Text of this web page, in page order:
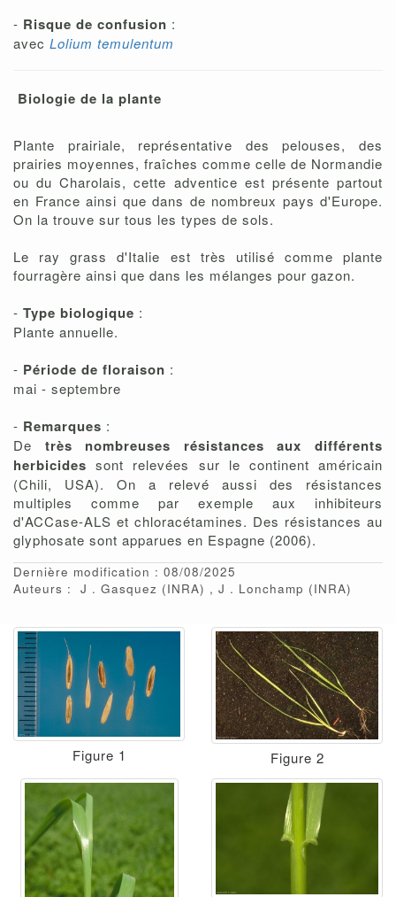
- Risque de confusion :
avec Lolium temulentum
Biologie de la plante
Plante prairiale, représentative des pelouses, des
prairies moyennes, fraîches comme celle de Normandie
ou du Charolais, cette adventice est présente partout
en France ainsi que dans de nombreux pays d'Europe.
On la trouve sur tous les types de sols.
Le ray grass d'Italie est très utilisé comme plante
fourragère ainsi que dans les mélanges pour gazon.
- Type biologique :
Plante annuelle.
- Période de floraison :
mai - septembre
- Remarques :
De très nombreuses résistances aux différents
herbicides sont relevées sur le continent américain
(Chili, USA). On a relevé aussi des résistances
multiples comme par exemple aux inhibiteurs
d'ACCase-ALS et chloracétamines. Des résistances au
glyphosate sont apparues en Espagne (2006).
Dernière modification : 08/08/2025
Auteurs :
J Gasquez (INRA) J Lonchamp (INRA)
Figure 1 Figure 2